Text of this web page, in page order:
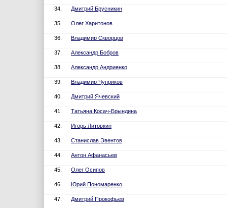
34. Дмитрий Брусникин
35. Олег Харитонов
36. Владимир Скворцов
37. Александр Бобров
38. Александр Андриенко
39. Владимир Чуприков
40. Дмитрий Ячевский
41. Татьяна Косач-Брындина
42. Игорь Литовкин
43. Станислав Эвентов
44. Антон Афанасьев
45. Олег Осипов
46. Юрий Пономаренко
47. Дмитрий Прокофьев